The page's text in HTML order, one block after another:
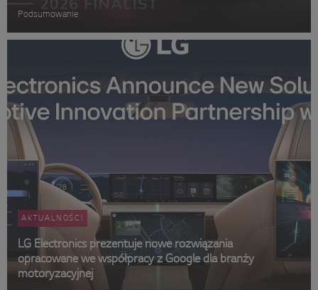
Podsumowanie
AKTUALNOŚCI
LG Electronics prezentuje nowe rozwiązania
opracowane we współpracy z Google dla branży
motoryzacyjnej